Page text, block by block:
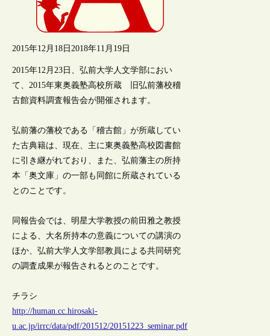
2015年12月18日 2018年11月19日
2015年12月23日、弘前大学人文学部におい
て、2015年東奥義塾高校所蔵 旧弘前藩校稽
古館資料調査報告会が開催されます。
弘前藩の藩校である「稽古館」が所蔵してい
た古典籍は、現在、主に東奥義塾高校図書館
に引き継がれており、また、弘前藩主の所持
本「奥文庫」の一部も同館に所蔵されている
とのことです。
同報告会では、明星大学教授の前田雅之教授
による、大名所持本の意義についての講演の
ほか、弘前大学人文学部教員による共同研究
の調査成果が報告されるとのことです。
チラシ
http://human.cc.hirosaki-
u.ac.jp/irrc/data/pdf/201512/20151223_seminar.pdf